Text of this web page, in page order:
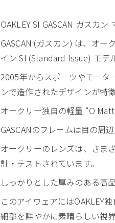
OAKLEY SI GASCAN ガスカ
GASCAN (ガスカン) は、オ
イン SI (Standard Issue) モデ
2005年からスポーツやモータ
ンで造作されたデザインが特徴
オークリー独自の軽量 “O
GASCANのフレームは目の周
オークリーのレンズは、さま
計・テストされています。
しっかりとした厚みのある高
このアイウェアにはOAKLEY
細部を鮮やかに素晴らしい視